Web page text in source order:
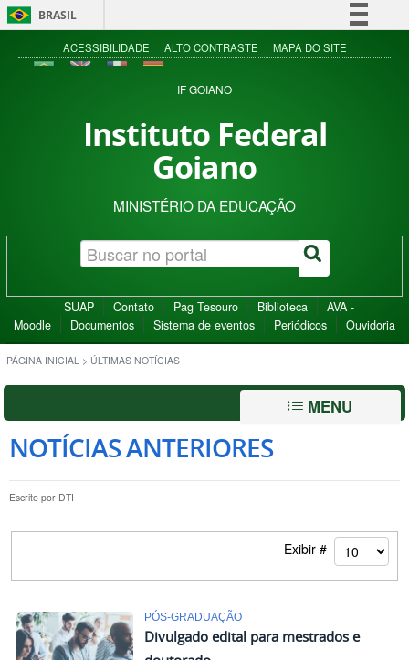
BRASIL
Simplifique!
Acesso à informação
ACESSIBILIDADE ALTO CONTRASTE MAPA DO SITE
IF GOIANO
Instituto Federal
Goiano
MINISTÉRIO DA EDUCAÇÃO
SUAP Contato Pag Tesouro Biblioteca
AVA -
Moodle
Documentos Sistema de eventos Periódicos Ouvidoria
PÁGINA INICIAL > ÚLTIMAS NOTÍCIAS
MENU
NOTÍCIAS ANTERIORES
Escrito por DTI
Exibir #
PÓS-GRADUAÇÃO
Divulgado edital para mestrados e